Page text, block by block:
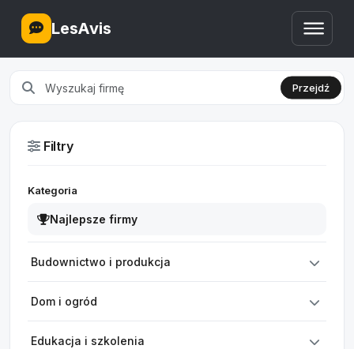
LesAvis
Przejdź
Filtry
Kategoria
Najlepsze firmy
Budownictwo i produkcja
Dom i ogród
Edukacja i szkolenia